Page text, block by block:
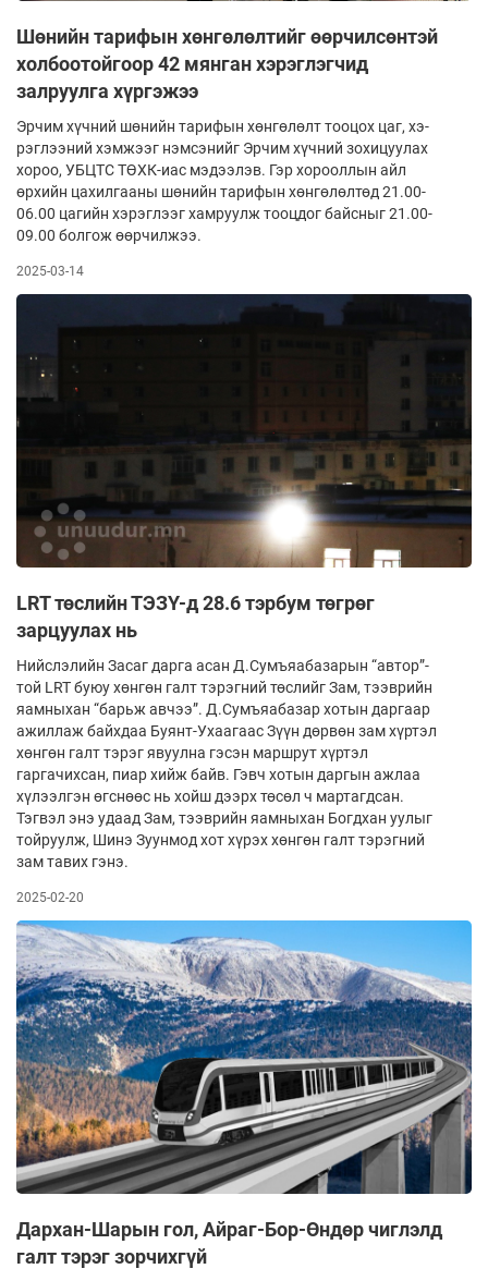
Шөнийн тарифын хөнгөлөлтийг өөрчилсөнтэй
холбоотойгоор 42 мянган хэрэглэгчид
залруулга хүргэжээ
Эрчим хүчний шөнийн тарифын хөнгөлөлт тооцох цаг, хэ­
рэг­лээний хэмжээг нэмсэнийг Эрчим хүчний зохицуулах
хороо, УБЦТС ТӨХК-иас мэдээлэв. Гэр хорооллын айл
өрхийн ца­­хил­­гааны шө­нийн тарифын хөнгөлөлтөд 21.00-
06.00 цагийн хэрэг­­лээг хам­руулж тооцдог байсныг 21.00-
09.00 болгож өөрчилжээ.
2025-03-14
LRT төслийн ТЭЗҮ-д 28.6 тэрбум төгрөг
зарцуулах нь
Нийслэлийн Засаг дарга асан Д.Сумъяабазарын “автор”-
той LRT буюу хөнгөн галт тэрэгний төслийг Зам, тээв­рийн
яамныхан “барьж авчээ”. Д.Сумъяабазар хотын даргаар
ажиллаж байхдаа Буянт-Ухаагаас Зүүн дөрвөн зам хүртэл
хөнгөн галт тэрэг явуулна гэсэн маршрут хүртэл
гаргачихсан, пиар хийж байв. Гэвч хотын даргын ажлаа
хүлээлгэн өгснөөс нь хойш дээрх төсөл ч мартагдсан.
Тэгвэл энэ удаад Зам, тээврийн яамныхан Богдхан уулыг
тойруулж, Шинэ Зуунмод хот хүрэх хөнгөн галт тэрэгний
зам тавих гэнэ.
2025-02-20
Дархан-Шарын гол, Айраг-Бор-Өндөр чиглэлд
галт тэрэг зорчихгүй